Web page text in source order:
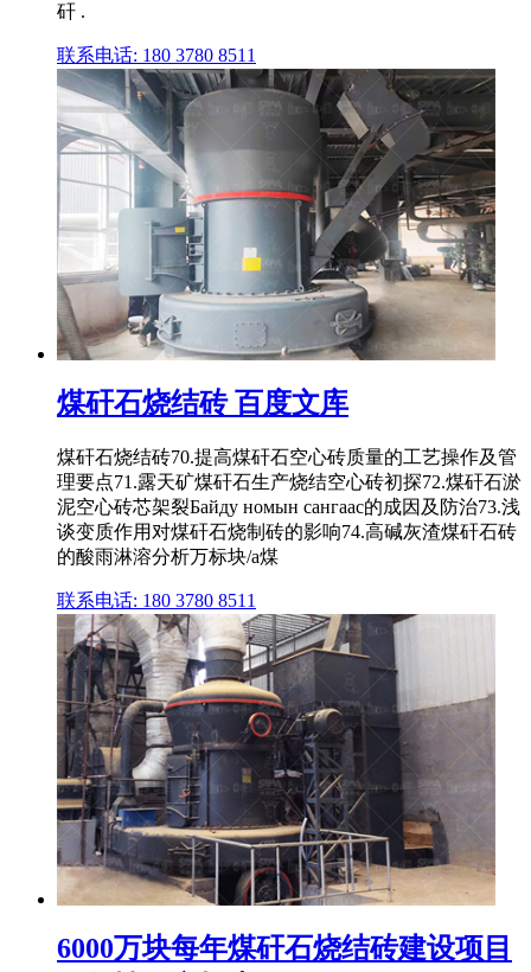
矸 .
联系电话: 180 3780 8511
煤矸石烧结砖 百度文库
煤矸石烧结砖70.提高煤矸石空心砖质量的工艺操作及管
理要点71.露天矿煤矸石生产烧结空心砖初探72.煤矸石淤
泥空心砖芯架裂Байду номын сангаас的成因及防治73.浅
谈变质作用对煤矸石烧制砖的影响74.高碱灰渣煤矸石砖
的酸雨淋溶分析万标块/a煤
联系电话: 180 3780 8511
6000万块每年煤矸石烧结砖建设项目